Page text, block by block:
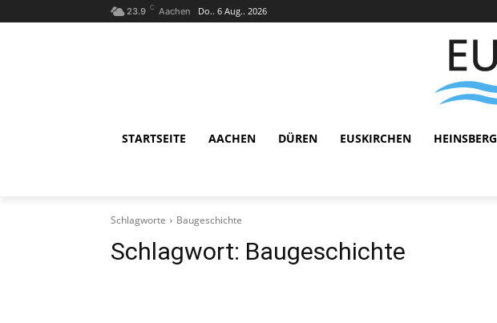
23.9 C Aachen Do.. 6 Aug.. 2026
STARTSEITE AACHEN DÜREN EUSKIRCHEN HEINSBERG
Schlagworte Baugeschichte
Schlagwort: Baugeschichte